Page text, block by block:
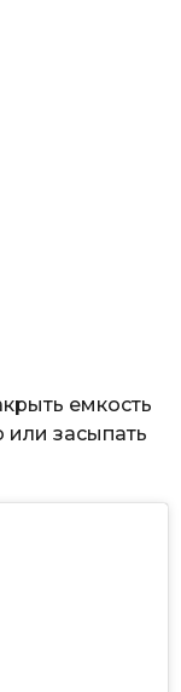
емкость
засыпать